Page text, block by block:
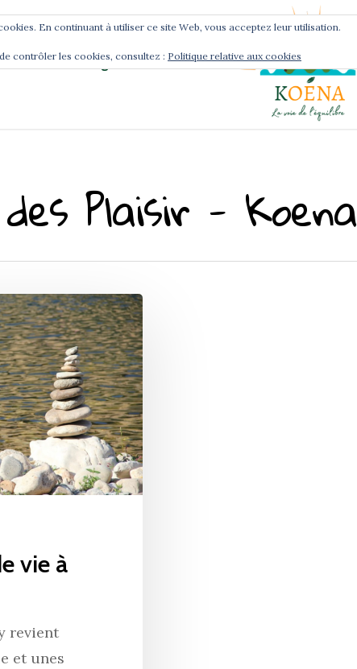
ici Blog Podcast
Plaisir - Koena
vie à
revient
et unes
En continuant à utiliser ce site Web, vous acceptez leur utilisation.
contrôler les cookies, consultez : Politique relative aux cookies